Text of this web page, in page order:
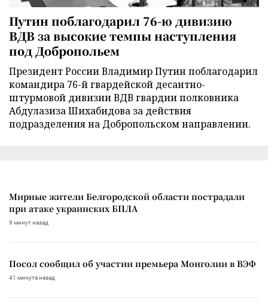
Путин поблагодарил 76-ю дивизию
ВДВ за высокие темпы наступления
под Добропольем
Президент России Владимир Путин поблагодарил
командира 76-й гвардейской десантно-
штурмовой дивизии ВДВ гвардии полковника
Абдулазиза Шихабидова за действия
подразделения на Добропольском направлении.
Мирные жители Белгородской области пострадали
при атаке украинских БПЛА
9 минут назад
Посол сообщил об участии премьера Монголии в ВЭФ
41 минута назад